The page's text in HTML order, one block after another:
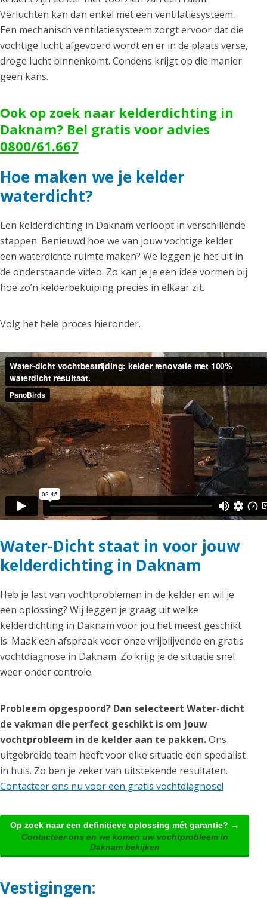
Verluchten kan dan enkel met een ventilatiesysteem.
Een mechanisch ventilatiesysteem zorgt ervoor dat die
vochtige lucht afgevoerd wordt en er in de plaats verse,
droge lucht binnenkomt. Condens krijgt op die manier
geen kans.
Ook op zoek naar kelderdichting in
Daknam? Bel gratis voor advies
0800/61.667
Hoe maken we je kelder
waterdicht?
Een kelderdichting in Daknam verloopt in verschillende
stappen. Benieuwd hoe we van jouw vochtige kelder
een waterdichte ruimte maken? We leggen je het uit in
de onderstaande video. Zo kan je je een idee vormen bij
hoe zo’n kelderbekuiping precies in elkaar zit.
Volg het hele proces hieronder.
Water-Dicht staat in voor jouw
kelderdichting in Daknam
Heb je last van vochtproblemen in de kelder en wil je
een oplossing? Wij leggen je graag uit welke
kelderdichting in Daknam voor jou het meest geschikt
is. Maak een afspraak voor onze vrijblijvende en gratis
vochtdiagnose in Daknam. Zo krijg je de situatie snel
weer onder controle.
Probleem opgespoord? Dan selecteert Water-dicht
de vakman die perfect geschikt is om jouw
vochtprobleem in de kelder aan te pakken.Ons
uitgebreide team heeft voor elke situatie een specialist
in huis. Zo ben je zeker van uitstekende resultaten.
Contacteer ons nu voor een gratis vochtdiagnose!
Op zoek naar een definitieve oplossing mét garantie? →
Contacteer ons en we komen uw vochtprobleem in
Daknam bekijken
Vestigingen: